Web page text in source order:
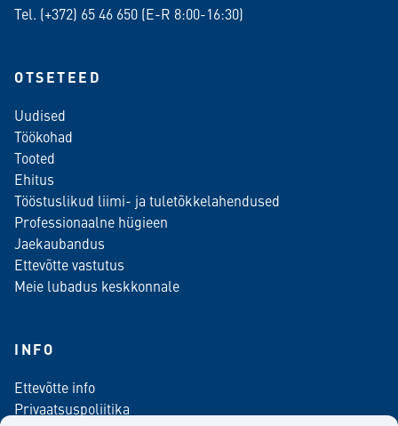
Tel. (+372) 65 46 650 (E-R 8:00-16:30)
OTSETEED
Uudised
Töökohad
Tooted
Ehitus
Tööstuslikud liimi- ja tuletõkkelahendused
Professionaalne hügieen
Jaekaubandus
Ettevõtte vastutus
Meie lubadus keskkonnale
INFO
Ettevõtte info
Privaatsuspoliitika